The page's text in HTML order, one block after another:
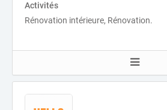
Activités
Rénovation intérieure, Rénovation.